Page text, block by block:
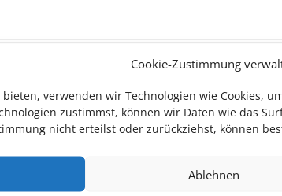
Cookie-Zustimmung
verwenden wir Technologien wie Cookies,
zustimmst, können wir Daten wie das
nicht erteilst oder zurückziehst, können
Ablehnen